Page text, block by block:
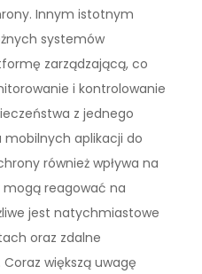
Innym istotnym
systemów
zarządzającą, co
i kontrolowanie
z jednego
mobilnych aplikacji do
również wpływa na
mogą reagować na
jest natychmiastowe
oraz zdalne
większą uwagę